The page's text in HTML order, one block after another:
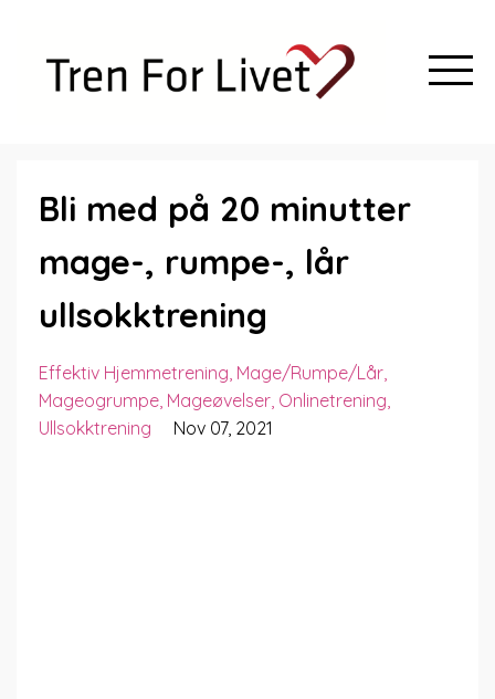
Bli med på 20 minutter
mage-, rumpe-, lår
ullsokktrening
Effektiv Hjemmetrening Mage/rumpe/lår
Mageogrumpe Mageøvelser Onlinetrening
Ullsokktrening
Nov 07, 2021